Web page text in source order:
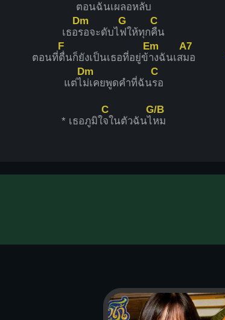
ตอนฉันเผลอหลับ
เธอ
Dm
รอจะดับไ
G
ฟให้ทุก
C
คืน
ตอนที่
F
ตื่นก็ยังเป็นเธอที่อยู่ข้
Em
างฉันเส
A7
มอ
แต่ไ
Dm
ม่เคยพูดคำที่ฉัน
C
รอ
* เธอภูมิใ
C
จในตัวฉันไ
G/B
หม